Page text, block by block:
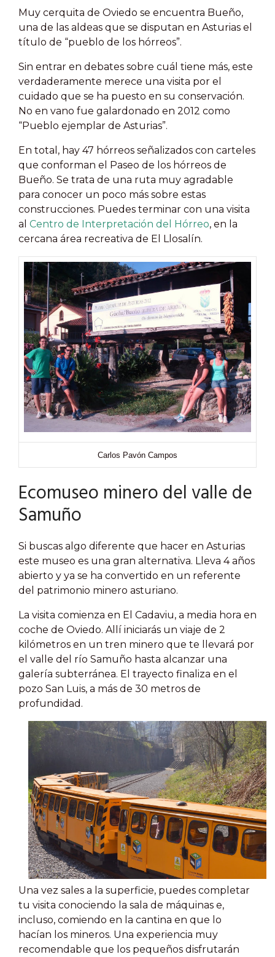
Muy cerquita de Oviedo se encuentra Bueño,
una de las aldeas que se disputan en Asturias el
título de “pueblo de los hórreos”.
Sin entrar en debates sobre cuál tiene más, este
verdaderamente merece una visita por el
cuidado que se ha puesto en su conservación.
No en vano fue galardonado en 2012 como
“Pueblo ejemplar de Asturias”.
En total, hay 47 hórreos señalizados con carteles
que conforman el Paseo de los hórreos de
Bueño. Se trata de una ruta muy agradable
para conocer un poco más sobre estas
construcciones. Puedes terminar con una visita
al Centro de Interpretación del Hórreo, en la
cercana área recreativa de El Llosalín.
Carlos Pavón Campos
Ecomuseo minero del valle de
Samuño
Si buscas algo diferente que hacer en Asturias
este museo es una gran alternativa. Lleva 4 años
abierto y ya se ha convertido en un referente
del patrimonio minero asturiano.
La visita comienza en El Cadaviu, a media hora en
coche de Oviedo. Allí iniciarás un viaje de 2
kilómetros en un tren minero que te llevará por
el valle del río Samuño hasta alcanzar una
galería subterránea. El trayecto finaliza en el
pozo San Luis, a más de 30 metros de
profundidad.
Una vez sales a la superficie, puedes completar
tu visita conociendo la sala de máquinas e,
incluso, comiendo en la cantina en que lo
hacían los mineros. Una experiencia muy
recomendable que los pequeños disfrutarán